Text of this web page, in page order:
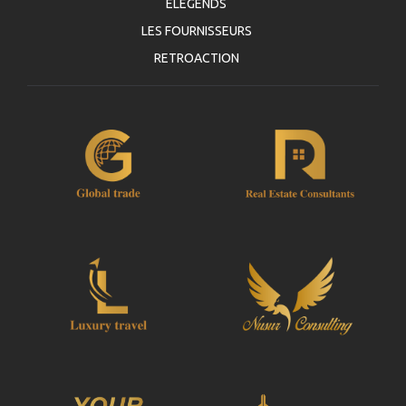
Suivre JazicoWorld ? ... Diffusez la Mot !
ELEGENDS
LES FOURNISSEURS
RETROACTION